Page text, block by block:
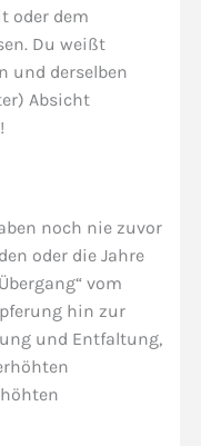
oder dem
Du weißt
und derselben
Absicht
noch nie zuvor
oder die Jahre
vom
hin zur
und Entfaltung,